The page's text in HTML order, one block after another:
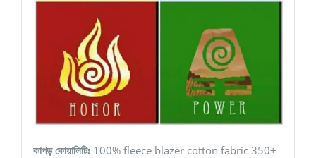
কাপড় কোয়ালিটিঃ100% fleece blazer cotton fabric 350+